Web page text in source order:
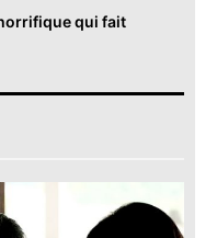
qui fait